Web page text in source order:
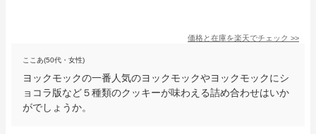
価格と在庫を楽天でチェック >>
ここあ(50代・女性)
ヨックモックの一番人気のヨックモックやヨックモックにシ
ョコラ版など５種類のクッキーが味わえる詰め合わせはいか
がでしょうか。